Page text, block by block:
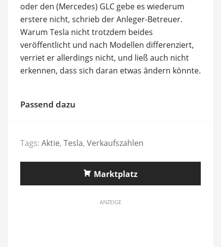
oder den (Mercedes) GLC gebe es wiederum
erstere nicht, schrieb der Anleger-Betreuer.
Warum Tesla nicht trotzdem beides
veröffentlicht und nach Modellen differenziert,
verriet er allerdings nicht, und ließ auch nicht
erkennen, dass sich daran etwas ändern könnte.
Passend dazu
Tags: Aktie, Tesla, Verkaufszahlen
Marktplatz
ANZEIGE